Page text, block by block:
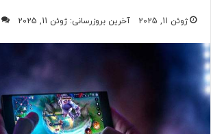
ژوئن 11, 2025 آخرین بروزرسانی: ژوئن 11, 2025